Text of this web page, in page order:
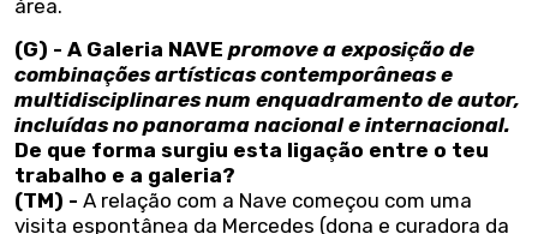
área.
(G) - A Galeria NAVE promove a exposição de
combinações artísticas contemporâneas e
multidisciplinares num enquadramento de autor,
incluídas no panorama nacional e internacional.
De que forma surgiu esta ligação entre o teu
trabalho e a galeria?
(TM) - A relação com a Nave começou com uma
visita espontânea da Mercedes (dona e curadora da